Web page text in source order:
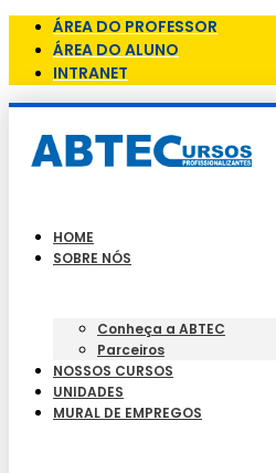
ÁREA DO PROFESSOR
ÁREA DO ALUNO
INTRANET
HOME
SOBRE NÓS
Conheça a ABTEC
Parceiros
NOSSOS CURSOS
UNIDADES
MURAL DE EMPREGOS